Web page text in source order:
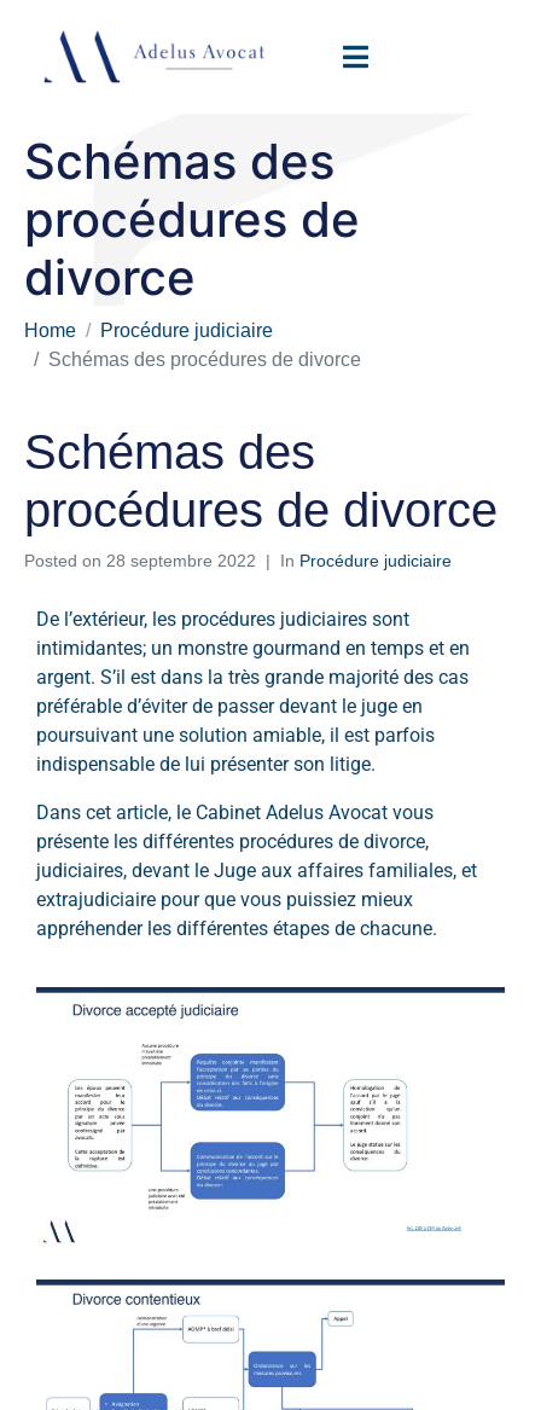
Schémas des
procédures de
divorce
Home
Procédure judiciaire
Schémas des procédures de divorce
Schémas des
procédures de divorce
Posted on 28 septembre 2022 In Procédure judiciaire
De l’extérieur, les procédures judiciaires sont
intimidantes; un monstre gourmand en temps et en
argent. S’il est dans la très grande majorité des cas
préférable d’éviter de passer devant le juge en
poursuivant une solution amiable, il est parfois
indispensable de lui présenter son litige.
Dans cet article, le Cabinet Adelus Avocat vous
présente les différentes procédures de divorce,
judiciaires, devant le Juge aux affaires familiales, et
extrajudiciaire pour que vous puissiez mieux
appréhender les différentes étapes de chacune.